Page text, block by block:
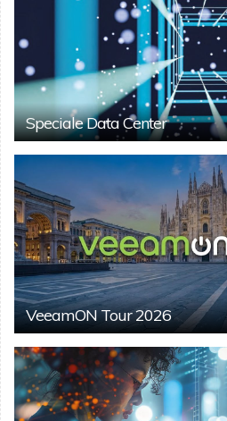
Speciale Data Center
VeeamON Tour 2026